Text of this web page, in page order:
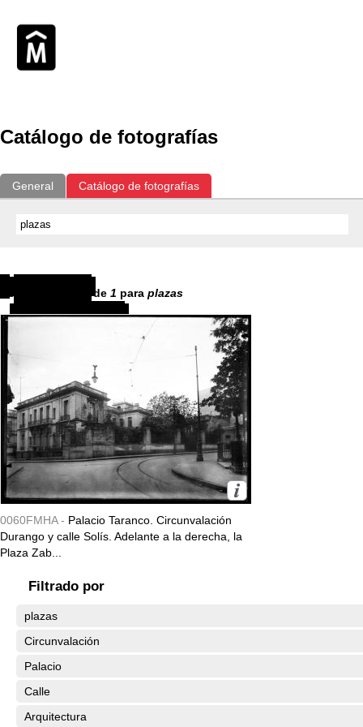
Catálogo de fotografías
General Catálogo de fotografías
de 1 para plazas
0060FMHA - Palacio Taranco. Circunvalación
Durango y calle Solís. Adelante a la derecha, la
Plaza Zab...
Filtrado por
plazas
Circunvalación
Palacio
Calle
Arquitectura